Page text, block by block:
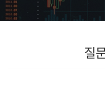
질